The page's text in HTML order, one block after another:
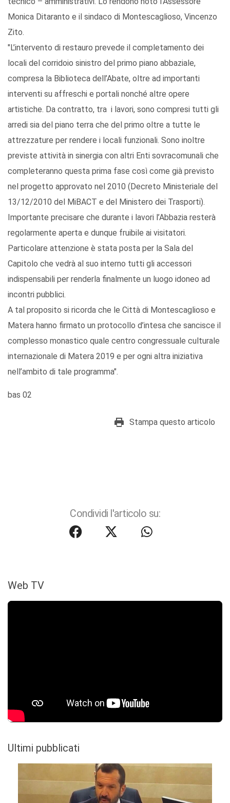
Monica Ditaranto e il sindaco di Montescaglioso, Vincenzo
Zito.
"L’intervento di restauro prevede il completamento dei
locali del corridoio sinistro del primo piano abbaziale,
compresa la Biblioteca dell’Abate, oltre ad importanti
interventi su affreschi e portali nonché altre opere
artistiche. Da contratto, tra i lavori, sono compresi tutti gli
arredi sia del piano terra che del primo oltre a tutte le
attrezzature per rendere i locali funzionali. Sono inoltre
previste attività in sinergia con altri Enti sovracomunali che
completeranno questa prima fase così come già previsto
nel progetto approvato nel 2010 (Decreto Ministeriale del
13/12/2010 del MiBACT e del Ministero dei Trasporti).
Importante precisare che durante i lavori l’Abbazia resterà
regolarmente aperta e dunque fruibile ai visitatori.
Particolare attenzione è stata posta per la Sala del
Capitolo che vedrà al suo interno tutti gli accessori
indispensabili per renderla finalmente un luogo idoneo ad
incontri pubblici.
A tal proposito si ricorda che le Città di Montescaglioso e
Matera hanno firmato un protocollo d’intesa che sancisce il
complesso monastico quale centro congressuale culturale
internazionale di Matera 2019 e per ogni altra iniziativa
nell’ambito di tale programma".
bas 02
Stampa questo articolo
Condividi l'articolo su:
Web TV
Ultimi pubblicati